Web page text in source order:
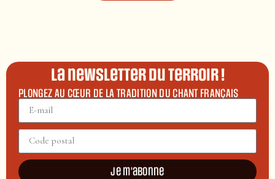
La newsletter du terroir !
PLONGEZ AU CŒUR DE LA TRADITION DU CHANT FRANÇAIS
Je m'abonne